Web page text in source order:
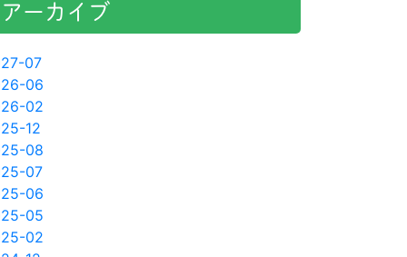
アーカイブ
07
06
02
12
08
07
06
05
02